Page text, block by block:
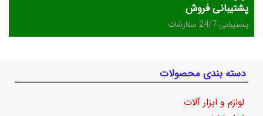
پشتیبانی فروش
پشتیبانی 24/7 سفارشات
دسته بندی محصولات
لوازم و ابزار آلات